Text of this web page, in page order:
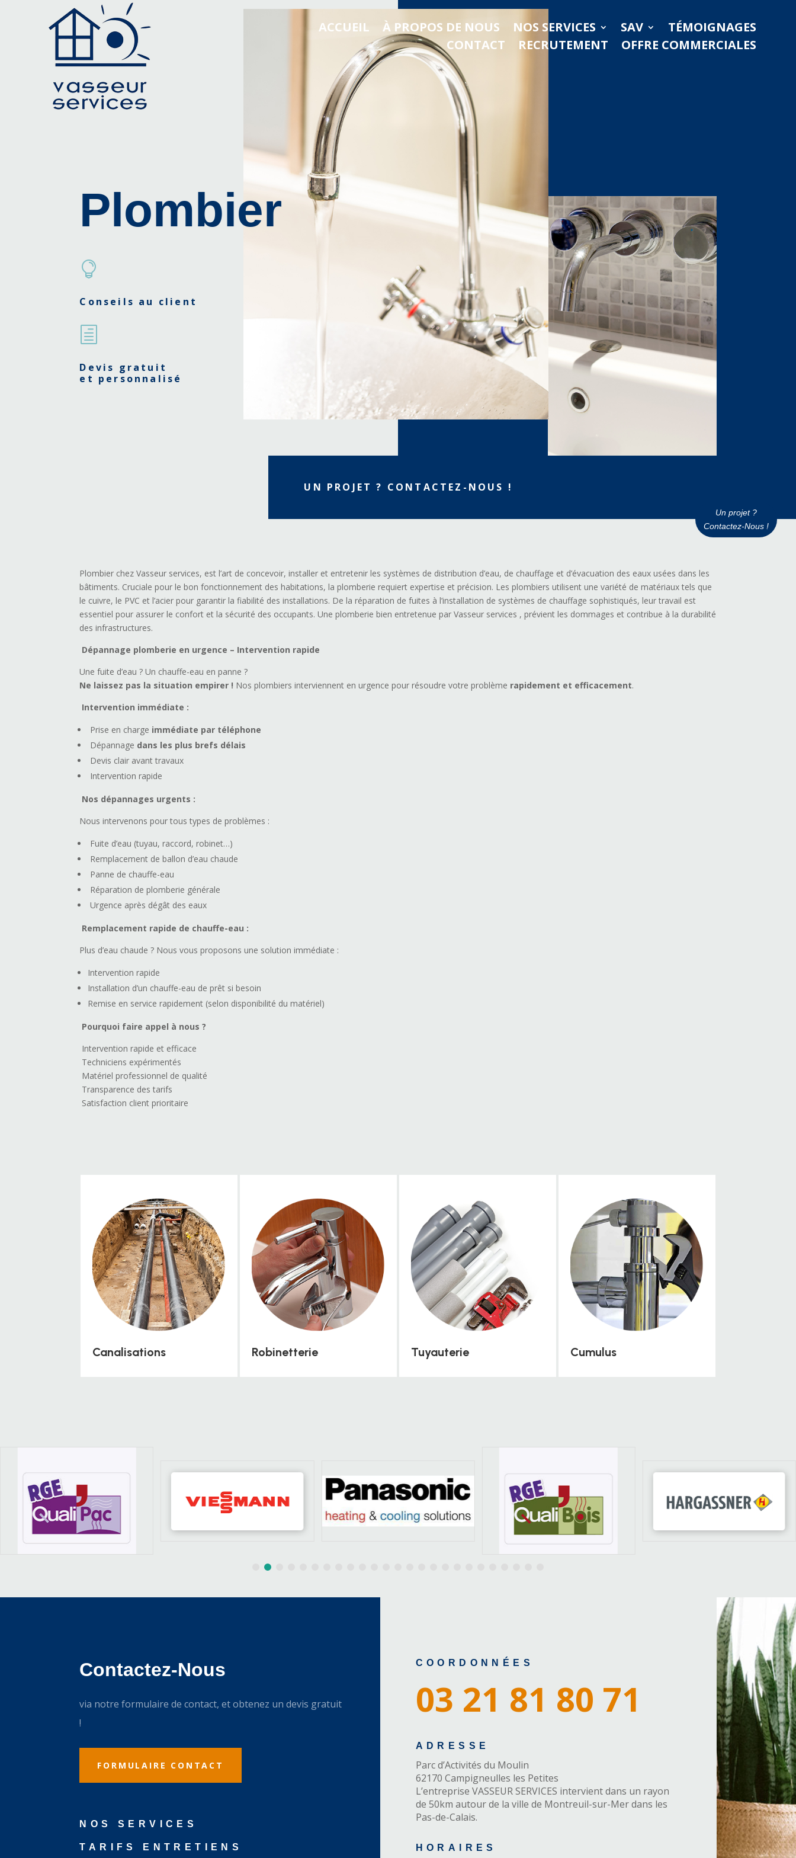
ACCUEIL À PROPOS DE NOUS NOS SERVICES SAV
TÉMOIGNAGES
CONTACT
RECRUTEMENT OFFRE COMMERCIALES
Plombier

Conseils au client
h
Devis gratuit
et personnalisé
UN PROJET ? CONTACTEZ-NOUS !
Plombier chez Vasseur services, est l’art de concevoir, installer et entretenir les systèmes de distribution d’eau, de chauffage et d’évacuation des eaux usées dans les
bâtiments. Cruciale pour le bon fonctionnement des habitations, la plomberie requiert expertise et précision. Les plombiers utilisent une variété de matériaux tels que
le cuivre, le PVC et l’acier pour garantir la fiabilité des installations. De la réparation de fuites à l’installation de systèmes de chauffage sophistiqués, leur travail est
essentiel pour assurer le confort et la sécurité des occupants. Une plomberie bien entretenue par Vasseur services , prévient les dommages et contribue à la durabilité
des infrastructures.
Dépannage plomberie en urgence – Intervention rapide
Une fuite d’eau ? Un chauffe-eau en panne ?
Ne laissez pas la situation empirer ! Nos plombiers interviennent en urgence pour résoudre votre problème rapidement et efficacement.
Intervention immédiate :
Prise en charge immédiate par téléphone
Dépannage dans les plus brefs délais
Devis clair avant travaux
Intervention rapide
Nos dépannages urgents :
Nous intervenons pour tous types de problèmes :
Fuite d’eau (tuyau, raccord, robinet…)
Remplacement de ballon d’eau chaude
Panne de chauffe-eau
Réparation de plomberie générale
Urgence après dégât des eaux
Remplacement rapide de chauffe-eau :
Plus d’eau chaude ? Nous vous proposons une solution immédiate :
Intervention rapide
Installation d’un chauffe-eau de prêt si besoin
Remise en service rapidement (selon disponibilité du matériel)
Pourquoi faire appel à nous ?
Intervention rapide et efficace
Techniciens expérimentés
Matériel professionnel de qualité
Transparence des tarifs
Satisfaction client prioritaire
Canalisations Robinetterie Tuyauterie Cumulus
Contactez-Nous
via notre formulaire de contact, et obtenez un devis gratuit
!
FORMULAIRE CONTACT
NOS SERVICES
TARIFS ENTRETIENS
COORDONNÉES
03 21 81 80 71
ADRESSE
Parc d’Activités du Moulin
62170 Campigneulles les Petites
L’entreprise VASSEUR SERVICES intervient dans un rayon
de 50km autour de la ville de Montreuil-sur-Mer dans les
Pas-de-Calais.
HORAIRES
Un projet ?
Contactez-Nous !